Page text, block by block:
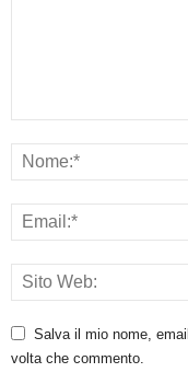
Salva il mio nome,
volta che commento.